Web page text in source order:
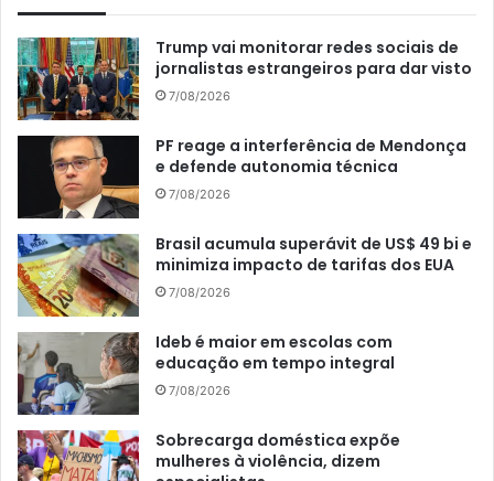
Trump vai monitorar redes sociais de
jornalistas estrangeiros para dar visto
7/08/2026
PF reage a interferência de Mendonça
e defende autonomia técnica
7/08/2026
Brasil acumula superávit de US$ 49 bi e
minimiza impacto de tarifas dos EUA
7/08/2026
Ideb é maior em escolas com
educação em tempo integral
7/08/2026
Sobrecarga doméstica expõe
mulheres à violência, dizem